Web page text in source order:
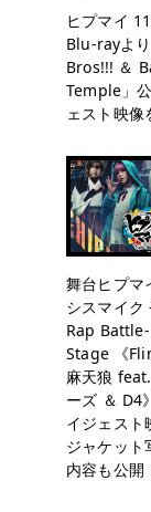
ヒプマイ
Blu-rayよ
Bros!!! ＆
Temple」
ェスト映像
舞台ヒプマ
シスマイ
Rap
Stage 《
麻天狼
ーズ ＆ D4
イジェスト
ジャケット
内容も公開